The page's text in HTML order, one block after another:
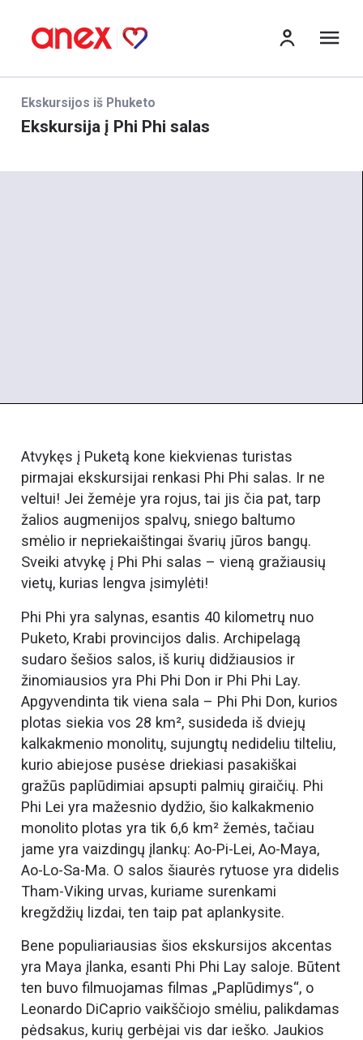
Ekskursijos iš Phuketo
Ekskursija į Phi Phi salas
Atvykęs į Puketą kone kiekvienas turistas
pirmajai ekskursijai renkasi Phi Phi salas. Ir ne
veltui! Jei žemėje yra rojus, tai jis čia pat, tarp
žalios augmenijos spalvų, sniego baltumo
smėlio ir nepriekaištingai švarių jūros bangų.
Sveiki atvykę į Phi Phi salas – vieną gražiausių
vietų, kurias lengva įsimylėti!
Phi Phi yra salynas, esantis 40 kilometrų nuo
Puketo, Krabi provincijos dalis. Archipelagą
sudaro šešios salos, iš kurių didžiausios ir
žinomiausios yra Phi Phi Don ir Phi Phi Lay.
Apgyvendinta tik viena sala – Phi Phi Don, kurios
plotas siekia vos 28 km², susideda iš dviejų
kalkakmenio monolitų, sujungtų nedideliu tilteliu,
kurio abiejose pusėse driekiasi pasakiškai
gražūs paplūdimiai apsupti palmių giraičių. Phi
Phi Lei yra mažesnio dydžio, šio kalkakmenio
monolito plotas yra tik 6,6 km² žemės, tačiau
jame yra vaizdingų įlankų: Ao-Pi-Lei, Ao-Maya,
Ao-Lo-Sa-Ma. O salos šiaurės rytuose yra didelis
Tham-Viking urvas, kuriame surenkami
kregždžių lizdai, ten taip pat aplankysite.
Bene populiariausias šios ekskursijos akcentas
yra Maya įlanka, esanti Phi Phi Lay saloje. Būtent
ten buvo filmuojamas filmas „Paplūdimys“, o
Leonardo DiCaprio vaikščiojo smėliu, palikdamas
pėdsakus, kurių gerbėjai vis dar ieško. Jaukios